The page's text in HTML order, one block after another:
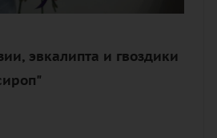
эвкалипта и гвоздики